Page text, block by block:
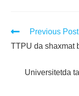
Previous Post
TTPU da shaxmat
Universitetda